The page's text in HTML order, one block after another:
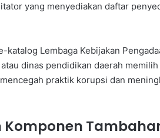
yang menyediakan daftar
katalog Lembaga Kebijakan
dinas pendidikan daerah
praktik korupsi dan
Komponen